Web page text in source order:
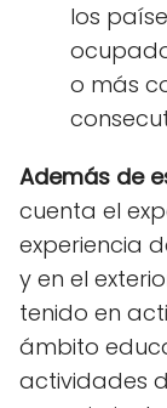
los
o más
Además de
cuenta el
experiencia
y en el
tenido en
ámbito
actividades